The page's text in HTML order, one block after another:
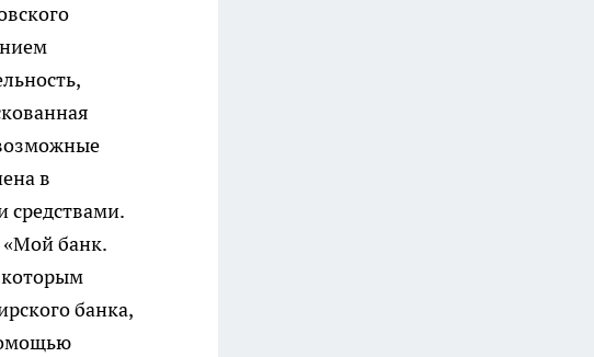
в
средствами.
«Мой банк.
которым
банка,